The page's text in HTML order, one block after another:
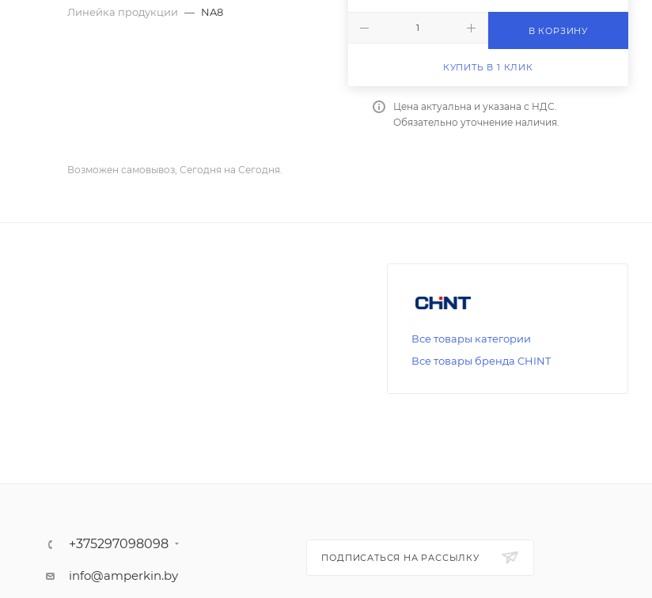
Линейка продукции — NA8
В КОРЗИНУ
КУПИТЬ В 1 КЛИК
Цена актуальна и указана с НДС.
Обязательно уточнение наличия.
Возможен самовывоз, Сегодня на Сегодня.
Все товары категории
Все товары бренда CHINT
+375297098098
info@amperkin.by
ПОДПИСАТЬСЯ НА РАССЫЛКУ